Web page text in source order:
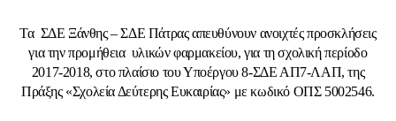
Τα ΣΔΕ Ξάνθης – ΣΔΕ Πάτρας απευθύνουν ανοιχτές προσκλήσεις
για την προμήθεια υλικών φαρμακείου, για τη σχολική περίοδο
2017-2018, στο πλαίσιο του Υποέργου 8-ΣΔΕ ΑΠ7-ΛΑΠ, της
Πράξης «Σχολεία Δεύτερης Ευκαιρίας» με κωδικό ΟΠΣ 5002546.